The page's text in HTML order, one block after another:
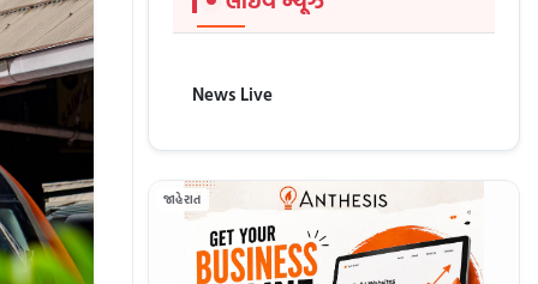
News Live
જાહેરાત